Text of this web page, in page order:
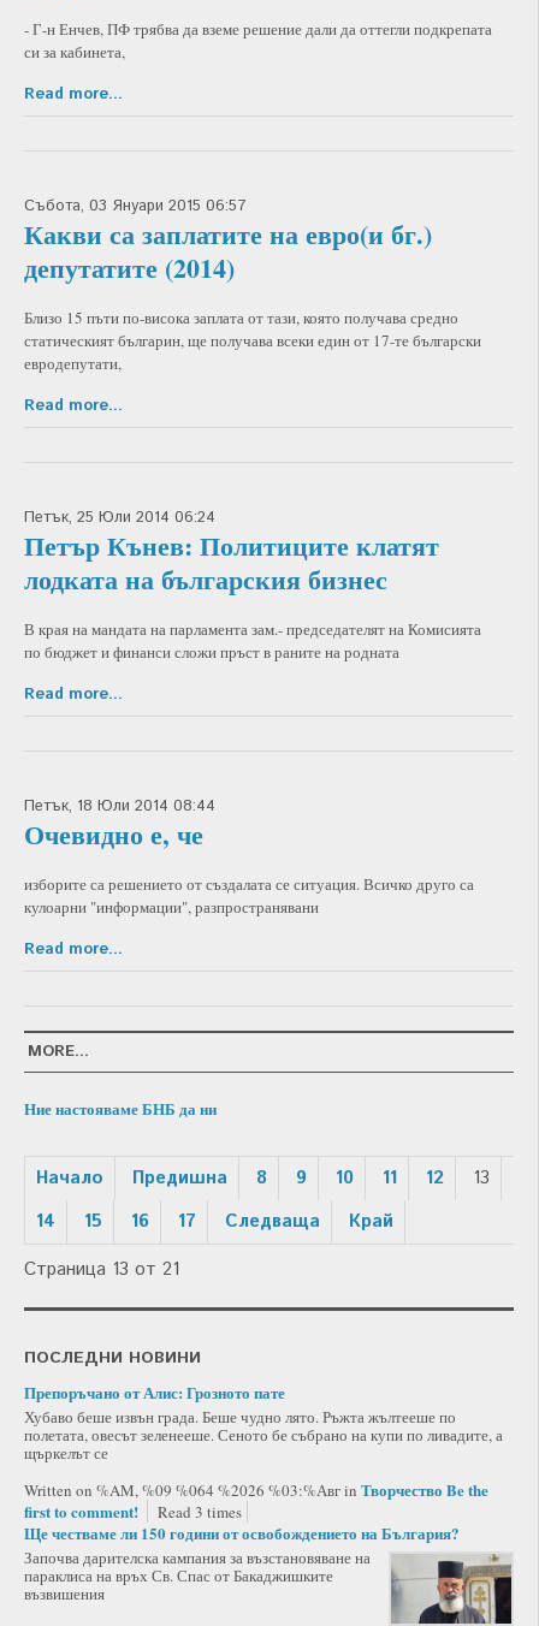
- Г-н Енчев, ПФ трябва да вземе решение дали да оттегли подкрепата
си за кабинета,
Read more...
Събота, 03 Януари 2015 06:57
Какви са заплатите на евро(и бг.)
депутатите (2014)
Близо 15 пъти по-висока заплата от тази, която получава средно
статическият българин, ще получава всеки един от 17-те български
евродепутати,
Read more...
Петък, 25 Юли 2014 06:24
Петър Кънев: Политиците клатят
лодката на българския бизнес
В края на мандата на парламента зам.- председателят на Комисията
по бюджет и финанси сложи пръст в раните на родната
Read more...
Петък, 18 Юли 2014 08:44
Очевидно е, че
изборите са решението от създалата се ситуация. Всичко друго са
кулоарни "информации", разпространявани
Read more...
MORE...
Ние настояваме БНБ да ни
Начало Предишна 8 9 10 11 12
13
14
15 16 17 Следваща
Край
Страница 13 от 21
ПОСЛЕДНИ НОВИНИ
Препоръчано от Алис: Грозното пате
Хубаво беше извън града. Беше чудно лято. Ръжта жълтееше по
полетата, овесът зеленееше. Сеното бе събрано на купи по ливадите, а
щъркелът се
Written on %AM, %09 %064 %2026 %03:%Авгin Творчество Be the
first to comment!
Read 3 times
Ще честваме ли 150 години от освобождението на България?
Започва дарителска кампания за възстановяване на
параклиса на връх Св. Спас от Бакаджишките
възвишения